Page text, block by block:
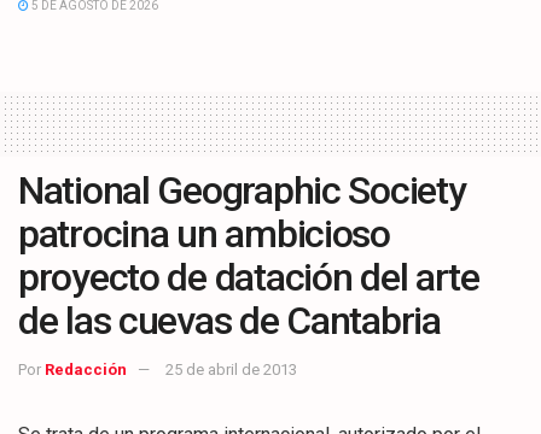
5 DE AGOSTO DE 2026
National Geographic Society
patrocina un ambicioso
proyecto de datación del arte
de las cuevas de Cantabria
Por Redacción 25 de abril de 2013